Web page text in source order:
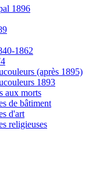
1896
1862
(après 1895)
1893
aux morts
de bâtiment
d'art
religieuses